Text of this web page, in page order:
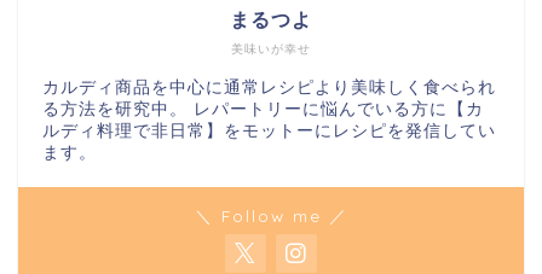
美味いが幸せ
まるつよ
カルディ商品を中心に通常レシピより美味しく食べられ
る方法を研究中。 レパートリーに悩んでいる方に【カ
ルディ料理で非日常】をモットーにレシピを発信してい
ます。
＼ Follow me ／